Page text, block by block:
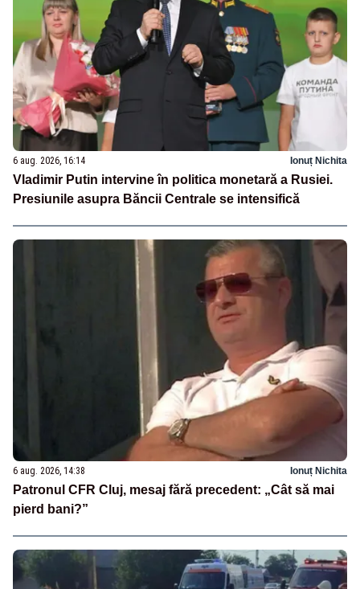
6 aug. 2026, 16:14 Ionuț Nichita
Vladimir Putin intervine în politica monetară a Rusiei.
Presiunile asupra Băncii Centrale se intensifică
6 aug. 2026, 14:38 Ionuț Nichita
Patronul CFR Cluj, mesaj fără precedent: „Cât să mai
pierd bani?”